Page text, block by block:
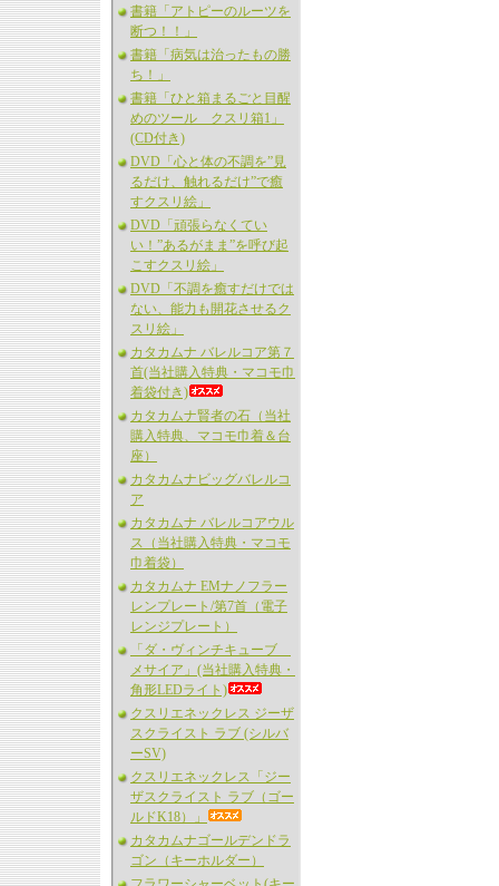
書籍「アトピーのルーツを
断つ！！」
書籍「病気は治ったもの勝
ち！」
書籍「ひと箱まるごと目醒
めのツール クスリ箱1」
(CD付き)
DVD「心と体の不調を”見
るだけ、触れるだけ”で癒
すクスリ絵」
DVD「頑張らなくてい
い！”あるがまま”を呼び起
こすクスリ絵」
DVD「不調を癒すだけでは
ない、能力も開花させるク
スリ絵」
カタカムナ バレルコア第７
首(当社購入特典・マコモ巾
着袋付き)
カタカムナ賢者の石（当社
購入特典、マコモ巾着＆台
座）
カタカムナビッグバレルコ
ア
カタカムナ バレルコアウル
ス（当社購入特典・マコモ
巾着袋）
カタカムナ EMナノフラー
レンプレート/第7首（電子
レンジプレート）
「ダ・ヴィンチキューブ
メサイア」(当社購入特典・
角形LEDライト)
クスリエネックレス ジーザ
スクライスト ラブ (シルバ
ーSV)
クスリエネックレス「ジー
ザスクライスト ラブ（ゴー
ルドK18）」
カタカムナゴールデンドラ
ゴン（キーホルダー）